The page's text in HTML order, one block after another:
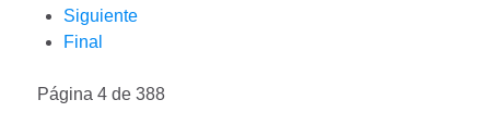
Siguiente
Final
Página 4 de 388